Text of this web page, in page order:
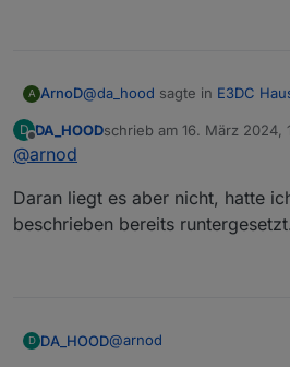
man sieht dass er ins
dem angegeben
liegt
Er macht es leider heute
A ArnoD@da_hood sagte in E3DC
Da kann noch nicht geladen
UnterenLadekorridor auf
D
Offline
DA_HOODschrieb am 16. März 2024,
zuletzt editiert von
@arnod
Daran liegt es aber nicht, hatte
beschrieben bereits
D DA_HOOD@arnod